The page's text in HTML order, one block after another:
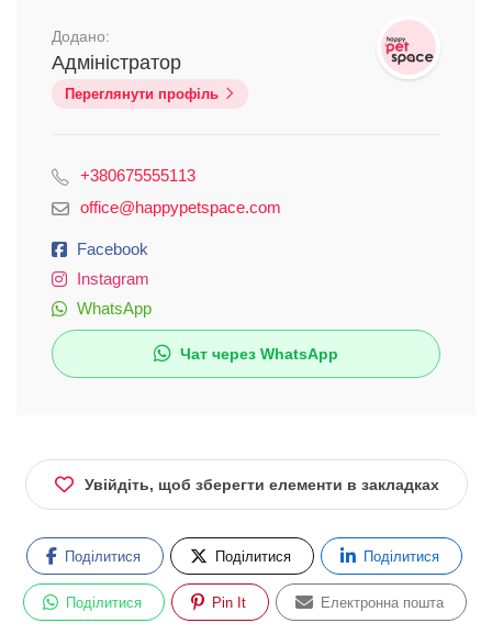
Додано:
Адміністратор
Переглянути профіль
+380675555113
office@happypetspace.com
Facebook
Instagram
WhatsApp
Чат через WhatsApp
Увійдіть, щоб зберегти елементи в закладках
Поділитися Поділитися Поділитися
Поділитися Pin It Електронна пошта